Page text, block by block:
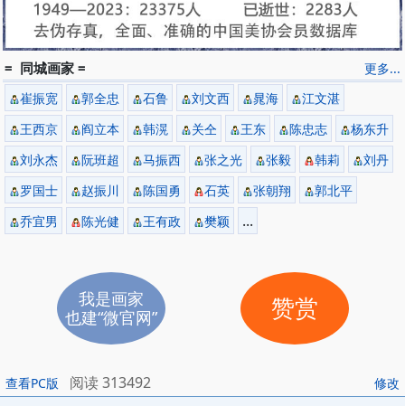
更多...
= 同城画家 =
崔振宽 郭全忠 石鲁 刘文西 晁海
江文湛
王西京
阎立本 韩滉 关仝 王东 陈忠志
杨东升
刘永杰
阮班超 马振西 张之光 张毅 韩莉
刘丹
罗国士
赵振川 陈国勇 石英 张朝翔
郭北平
乔宜男
陈光健 王有政 樊颖 ...
我是画家
也建“微官网”
赞赏
修改
查看PC版
阅读 313492